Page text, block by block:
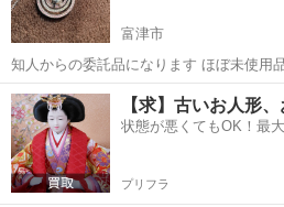
富津市
知人からの委託品になります ほぼ未使用
人気のハローキティが、とびきりゴージ
112石ものスワロフスキークリスタルがキ
ら、キュートな顔を覗かせるハロ...
千葉 富津市 アクセサリー
【求】古いお人形
状態が悪くてもOK！最
プリフラ